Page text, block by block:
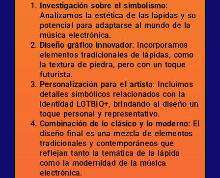
Investigación sobre el simbolismo:
Analizamos la estética de las lápidas y su
potencial para adaptarse al mundo de la
música electrónica.
Diseño gráfico innovador: Incorporamos
elementos tradicionales de lápidas, como
la textura de piedra, pero con un toque
futurista.
Personalización para el artista: Incluimos
detalles simbólicos relacionados con la
identidad LGTBIQ+, brindando al diseño un
toque personal y representativo.
Combinación de lo clásico y lo moderno: El
diseño final es una mezcla de elementos
tradicionales y contemporáneos que
reflejan tanto la temática de la lápida
como la modernidad de la música
electrónica.